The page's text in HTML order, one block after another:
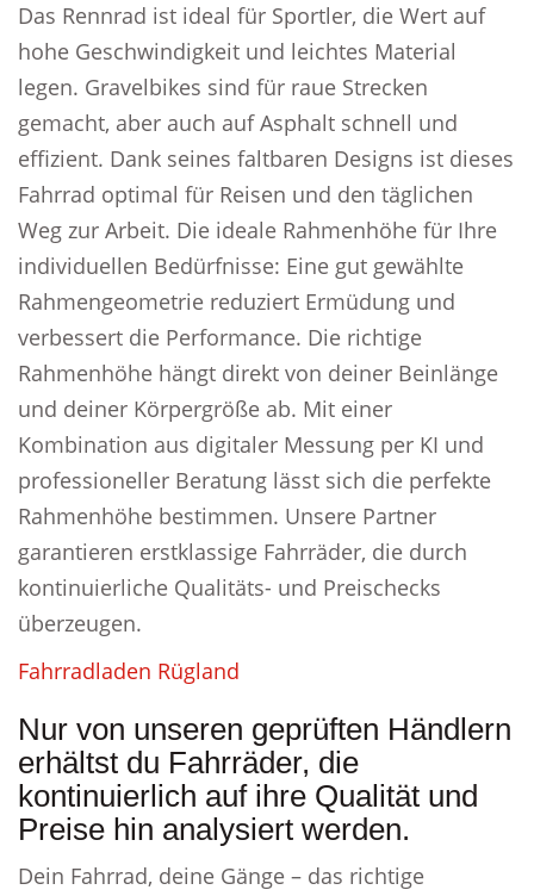
Das Rennrad ist ideal für Sportler, die Wert auf
hohe Geschwindigkeit und leichtes Material
legen. Gravelbikes sind für raue Strecken
gemacht, aber auch auf Asphalt schnell und
effizient. Dank seines faltbaren Designs ist dieses
Fahrrad optimal für Reisen und den täglichen
Weg zur Arbeit. Die ideale Rahmenhöhe für Ihre
individuellen Bedürfnisse: Eine gut gewählte
Rahmengeometrie reduziert Ermüdung und
verbessert die Performance. Die richtige
Rahmenhöhe hängt direkt von deiner Beinlänge
und deiner Körpergröße ab. Mit einer
Kombination aus digitaler Messung per KI und
professioneller Beratung lässt sich die perfekte
Rahmenhöhe bestimmen. Unsere Partner
garantieren erstklassige Fahrräder, die durch
kontinuierliche Qualitäts- und Preischecks
überzeugen.
Fahrradladen Rügland
Nur von unseren geprüften Händlern
erhältst du Fahrräder, die
kontinuierlich auf ihre Qualität und
Preise hin analysiert werden.
Dein Fahrrad, deine Gänge – das richtige